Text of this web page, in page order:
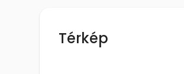
Térkép